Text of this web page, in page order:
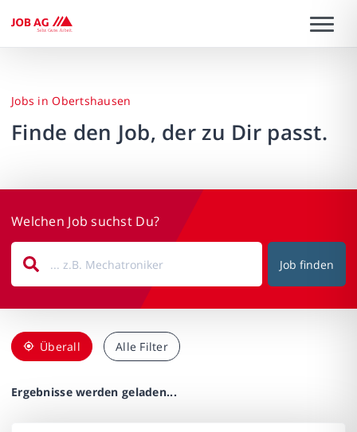
Jobs in Obertshausen
Finde den Job, der zu Dir passt.
Welchen Job suchst Du?
Job finden
Überall Alle Filter
Ergebnisse werden geladen...